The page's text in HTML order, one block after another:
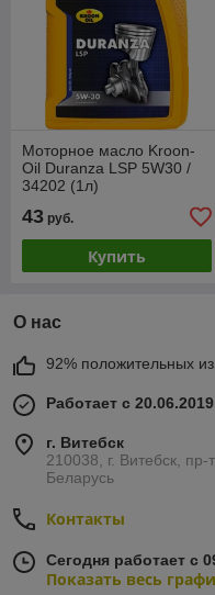
Моторное масло Kroon-
Oil Duranza LSP 5W30 /
34202 (1л)
43 руб.
Купить
О нас
92% положительных
Работает с 20.06.2019
г. Витебск
210038, г. Витебск, пр-
Беларусь
Контакты
Сегодня работает с
Показать весь